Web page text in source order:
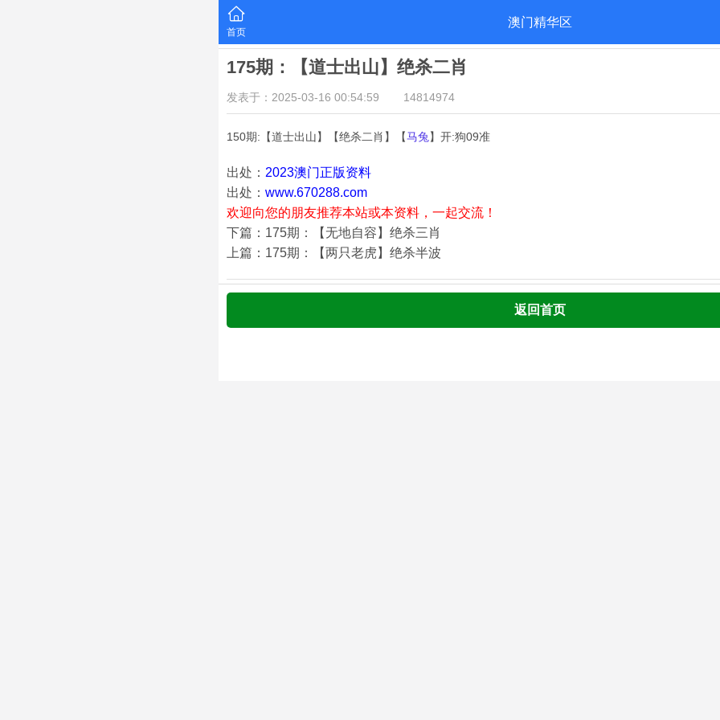
首页
澳门精华区
175期：【道士出山】绝杀二肖
发表于：2025-03-16 00:54:59 14814974
150期:【道士出山】【绝杀二肖】【马兔 】开:狗09准
出处： 2023澳门正版资料
出处： www.670288.com
欢迎向您的朋友推荐本站或本资料，一起交流！
下篇：175期：【无地自容】绝杀三肖
上篇：175期：【两只老虎】绝杀半波
返回首页